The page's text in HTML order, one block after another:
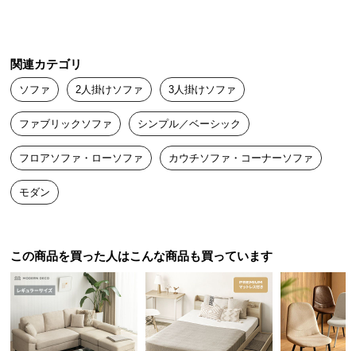
に
つ
い
て
開
梱
設
ー
ビ
ス
つ
い
早急な手配をしていただき、ありがとうございました。
関連カテゴリ
ソファ 2人掛けソファ 3人掛けソファ
ファブリックソファ シンプル／ベーシック
フロアソファ・ローソファ カウチソファ・コーナーソファ
モダン
この商品を買った人はこんな商品も買っています